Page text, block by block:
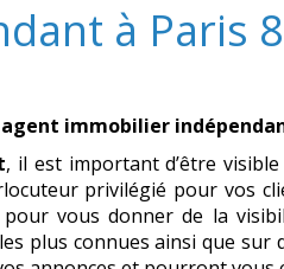
à Paris
agent immobilier
, il est important d’être
privilégié pour vos
vous donner de la
plus connues ainsi que sur